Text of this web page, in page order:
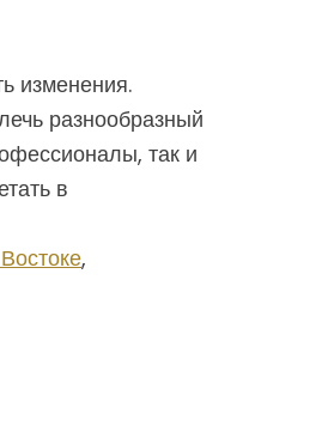
изменения.
разнообразный
так и
в
,